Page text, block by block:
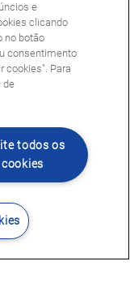
Encontrar Centro
e
clicando
no botão
consentimento
cookies". Para
de
todos os
cookies